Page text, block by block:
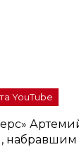
YouTube